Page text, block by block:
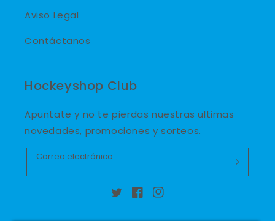
Aviso Legal
Contáctanos
Hockeyshop Club
Apuntate y no te pierdas nuestras ultimas
novedades, promociones y sorteos.
Correo electrónico
TwitterFacebookInstagram